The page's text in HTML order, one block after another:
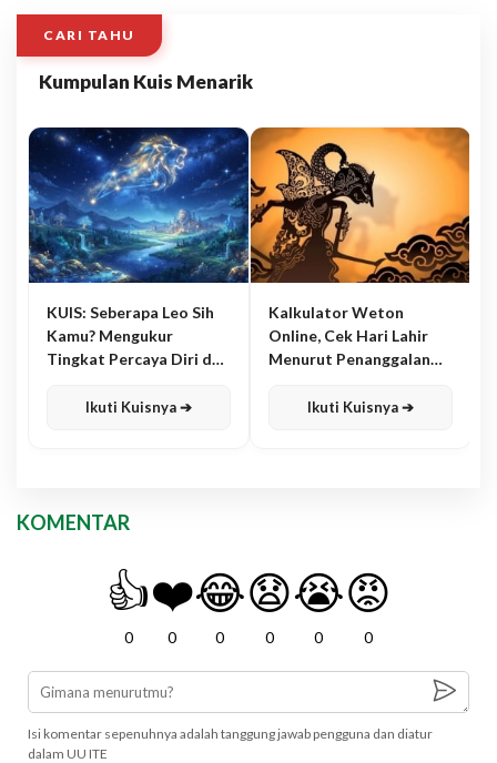
CARI TAHU
Kumpulan Kuis Menarik
KUIS: Seberapa Leo Sih
Kamu? Mengukur
Tingkat Percaya Diri dan
Ikuti Kuisnya ➔
Kalkulator Weton
Online, Cek Hari Lahir
Menurut Penanggalan
Ikuti Kuisnya ➔
KOMENTAR
👍
0
❤️
0
😂
0
😧
0
😭
0
😡
0
Isi komentar sepenuhnya adalah tanggung jawab pengguna dan diatur
dalam UU ITE